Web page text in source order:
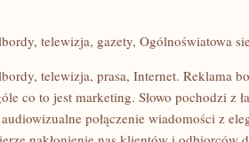
telewizja, gazety, Ogólnoświatowa
telewizja, prasa, Internet. Reklama
co to jest marketing. Słowo pochodzi z
połączenie wiadomości z